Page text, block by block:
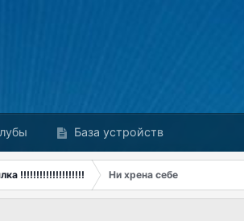
База устройств
!!!!!!!!!!!!!!!!!!!! Ни хрена себе